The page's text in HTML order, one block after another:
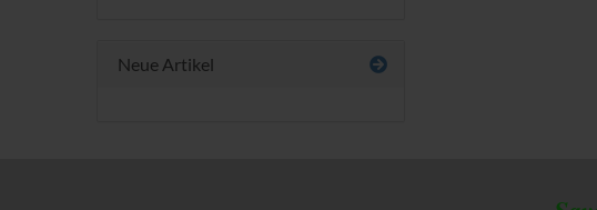
Neue Artikel